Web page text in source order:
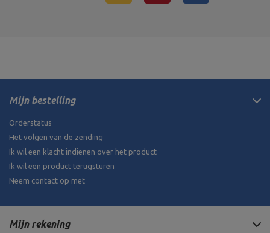
Mijn bestelling
Orderstatus
Het volgen van de zending
Ik wil een klacht indienen over het product
Ik wil een product terugsturen
Neem contact op met
Mijn rekening